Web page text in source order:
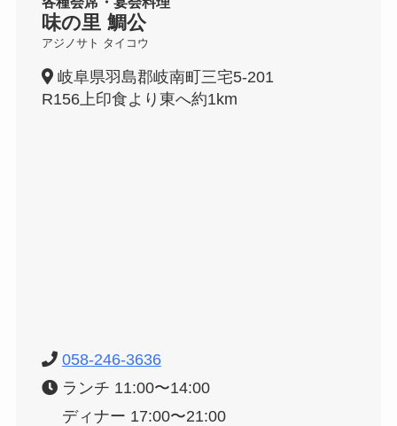
味の里 鯛公
アジノサト タイコウ
岐阜県羽島郡岐南町三宅5-201
R156上印食より東へ約1km
058-246-3636
ランチ 11:00〜14:00
ディナー 17:00〜21:00